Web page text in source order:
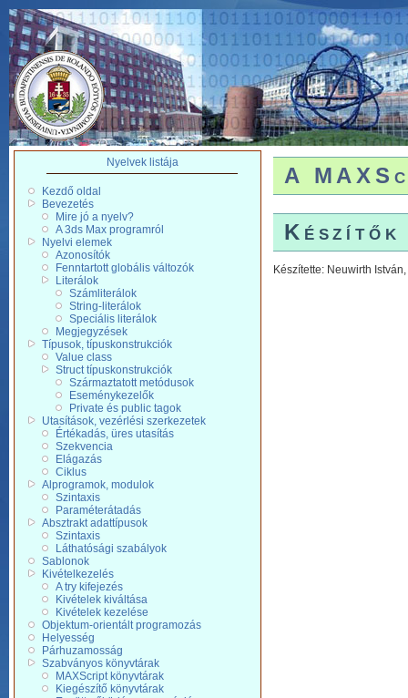
Nyelvek listája
Kezdő oldal
Bevezetés
Mire jó a nyelv?
A 3ds Max programról
Nyelvi elemek
Azonosítók
Fenntartott globális változók
Literálok
Számliterálok
String-literálok
Speciális literálok
Megjegyzések
Típusok, típuskonstrukciók
Value class
Struct típuskonstrukciók
Származtatott metódusok
Eseménykezelők
Private és public tagok
Utasítások, vezérlési szerkezetek
Értékadás, üres utasítás
Szekvencia
Elágazás
Ciklus
Alprogramok, modulok
Szintaxis
Paraméterátadás
Absztrakt adattípusok
Szintaxis
Láthatósági szabályok
Sablonok
Kivételkezelés
A try kifejezés
Kivételek kiváltása
Kivételek kezelése
Objektum-orientált programozás
Helyesség
Párhuzamosság
Szabványos könyvtárak
MAXScript könyvtárak
Kiegészítő könyvtárak
A
Készítők
Készítette: Neuwirth